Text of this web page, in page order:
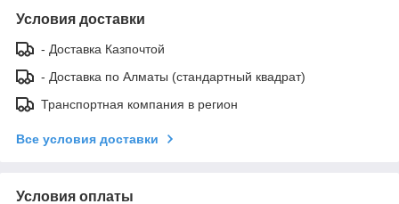
Условия доставки
- Доставка Казпочтой
- Доставка по Алматы (стандартный квадрат)
Транспортная компания в регион
Все условия доставки
Условия оплаты